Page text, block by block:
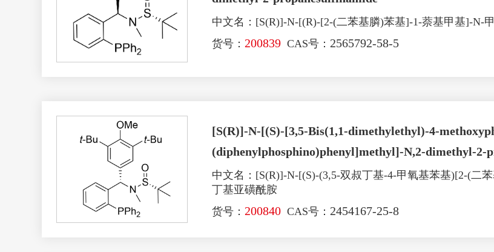
中文名：[S(R)]-N-[(R)-[2-(二苯基膦)苯基]-1-萘基甲基]-N-
货号： 200839 CAS号： 2565792-58-5
[S(R)]-N-[(S)-[3,5-Bis(1,1-dimethylethyl)-4-
(diphenylphosphino)phenyl]methyl]-N,2-dimethyl-2-
中文名：[S(R)]-N-[(S)-(3,5-双叔丁基-4-甲氧基苯基)[2-(二
丁基亚磺酰胺
货号： 200840 CAS号： 2454167-25-8